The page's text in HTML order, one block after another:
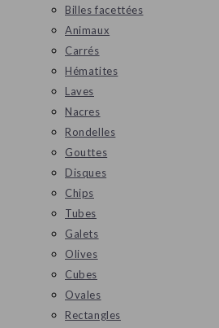
Billes facettées
Animaux
Carrés
Hématites
Laves
Nacres
Rondelles
Gouttes
Disques
Chips
Tubes
Galets
Olives
Cubes
Ovales
Rectangles